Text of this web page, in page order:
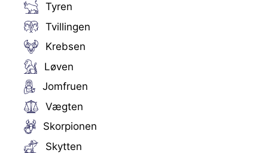
Tyren
Tvillingen
Krebsen
Løven
Jomfruen
Vægten
Skorpionen
Skytten